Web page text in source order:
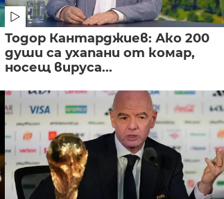
Тодор Кантарджиев: Ако 200
души са ухапани от комар,
носещ вируса...